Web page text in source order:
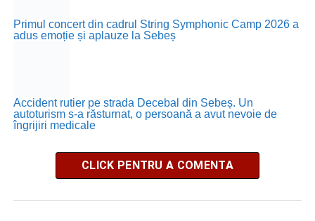
Primul concert din cadrul String Symphonic Camp 2026 a
adus emoție și aplauze la Sebeș
Accident rutier pe strada Decebal din Sebeș. Un
autoturism s-a răsturnat, o persoană a avut nevoie de
îngrijiri medicale
CLICK PENTRU A COMENTA